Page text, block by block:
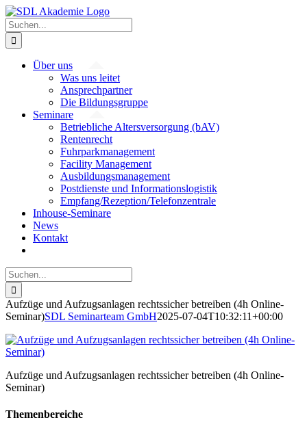
Zum
Inhalt
springen
Suche
nach:
Über uns
Was uns leitet
Ansprechpartner
Die Bildungsgruppe
Seminare
Betriebliche Altersversorgung (bAV)
Rentenrecht
Fuhrparkmanagement
Facility Management
Ausbildungsmanagement
Postdienste und Informationslogistik
Empfang/Rezeption/Telefonzentrale
Inhouse-Seminare
News
Kontakt
Suche
nach:
Aufzüge und Aufzugsanlagen rechtssicher betreiben (4h Online-
Seminar)SDL Seminarteam GmbH2025-07-04T10:32:11+00:00
Aufzüge und Aufzugsanlagen rechtssicher betreiben (4h Online-
Seminar)
Themenbereiche